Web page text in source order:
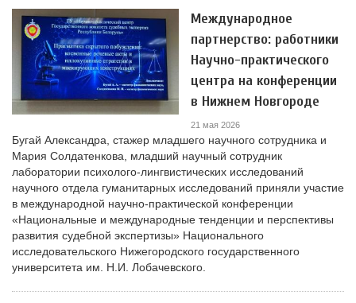
Международное
партнерство: работники
Научно-практического
центра на конференции
в Нижнем Новгороде
21 мая 2026
Бугай Александра, стажер младшего научного сотрудника и
Мария Солдатенкова, младший научный сотрудник
лаборатории психолого-лингвистических исследований
научного отдела гуманитарных исследований приняли участие
в международной научно-практической конференции
«Национальные и международные тенденции и перспективы
развития судебной экспертизы» Национального
исследовательского Нижегородского государственного
университета им. Н.И. Лобачевского.